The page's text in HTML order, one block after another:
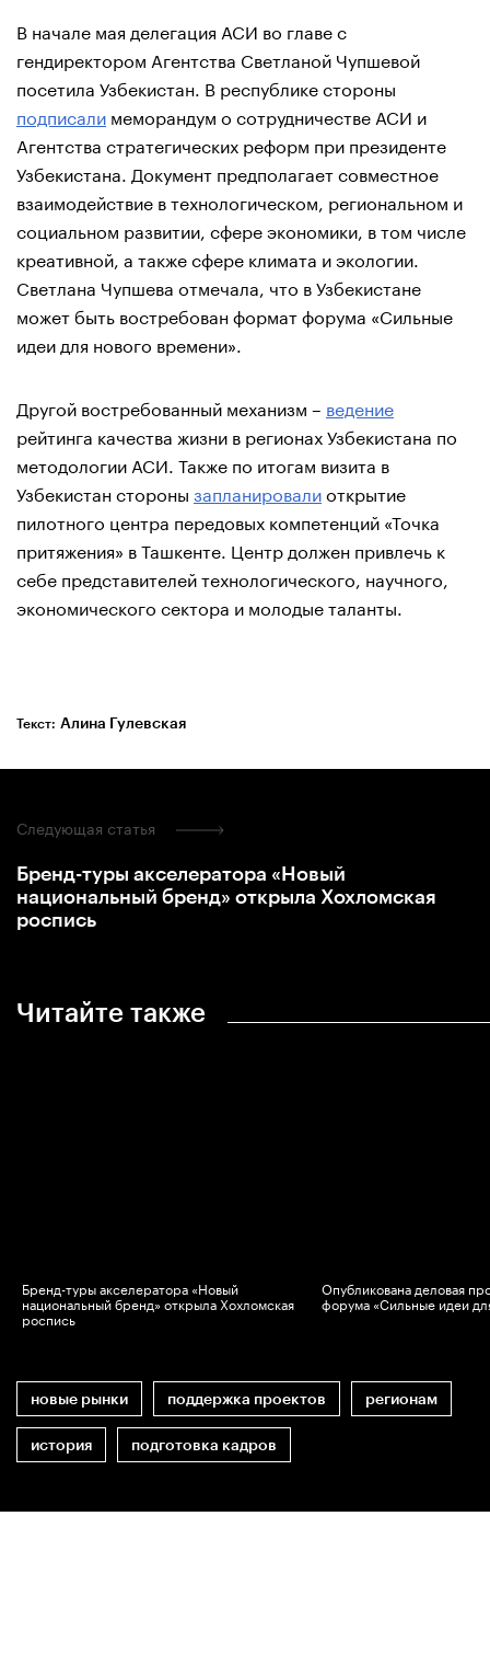
В начале мая делегация АСИ во главе с
гендиректором Агентства Светланой Чупшевой
посетила Узбекистан. В республике стороны
подписали меморандум о сотрудничестве АСИ и
Агентства стратегических реформ при президенте
Узбекистана. Документ предполагает совместное
взаимодействие в технологическом, региональном и
социальном развитии, сфере экономики, в том числе
креативной, а также сфере климата и экологии.
Светлана Чупшева отмечала, что в Узбекистане
может быть востребован формат форума «Сильные
идеи для нового времени».
Другой востребованный механизм – ведение
рейтинга качества жизни в регионах Узбекистана по
методологии АСИ. Также по итогам визита в
Узбекистан стороны запланировалиоткрытие
пилотного центра передовых компетенций «Точка
притяжения» в Ташкенте. Центр должен привлечь к
себе представителей технологического, научного,
экономического сектора и молодые таланты.
Текст: Алина Гулевская
Читайте также
Бренд-туры акселератора «Новый
национальный бренд» открыла Хохломская
роспись
Опубликована деловая
форума «Сильные идеи
новые рынки поддержка проектов регионам
история подготовка кадров
Следующая статья
Бренд-туры акселератора «Новый
национальный бренд» открыла Хохломская
роспись